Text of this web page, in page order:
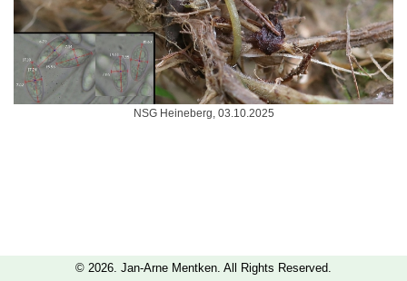
NSG Heineberg, 03.10.2025
© 2026. Jan-Arne Mentken. All Rights Reserved.